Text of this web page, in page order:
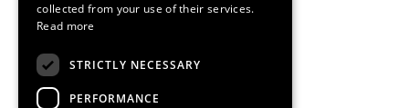
collected from your use of their services.
Read more
STRICTLY NECESSARY
PERFORMANCE